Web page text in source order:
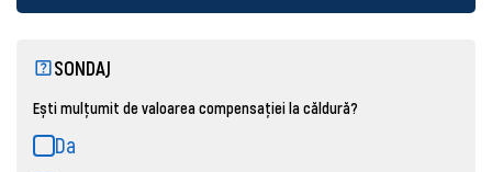
SONDAJ
Ești mulțumit de valoarea compensației la căldură?
Da